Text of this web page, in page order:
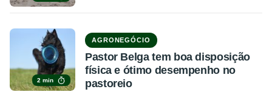
2 min
AGRONEGÓCIO
Pastor Belga tem boa disposição
física e ótimo desempenho no
pastoreio